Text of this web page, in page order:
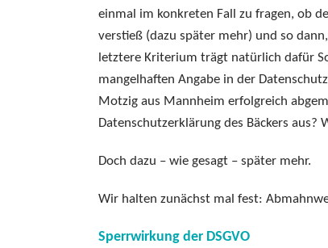
einmal im konkreten Fall zu fragen, ob
verstieß (dazu später mehr) und so
letztere Kriterium trägt natürlich dafür
mangelhaften Angabe in der
Motzig aus Mannheim erfolgreich
Datenschutzerklärung des Bäckers
Doch dazu – wie gesagt – später mehr.
Wir halten zunächst mal fest:
Sperrwirkung der DSGVO